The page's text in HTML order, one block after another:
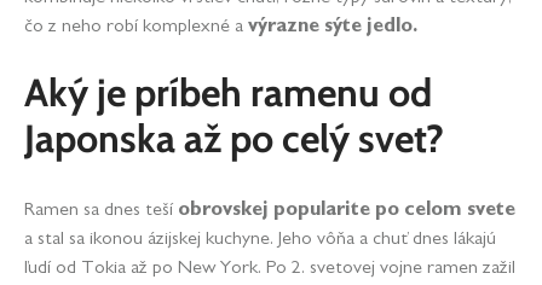
čo z neho robí komplexné a výrazne sýte jedlo.
Aký je príbeh ramenu od
Japonska až po celý svet?
Ramen sa dnes teší obrovskej popularite po celom svete
a stal sa ikonou ázijskej kuchyne. Jeho vôňa a chuť dnes lákajú
ľudí od Tokia až po New York. Po 2. svetovej vojne ramen zažil